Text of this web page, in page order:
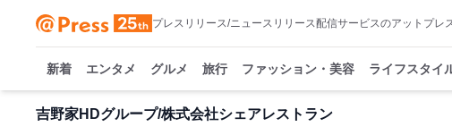
プレスリリース/ニュースリリース配信サービスのアットプレ
新着 エンタメ グルメ 旅行 ファッション・美容 ライフスタイ
吉野家HDグループ/株式会社シェアレストラン